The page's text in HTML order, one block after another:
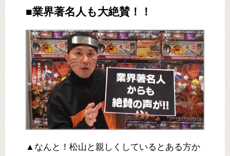
■業界著名人も大絶賛！！
▲なんと！松山と親しくしているとある方か